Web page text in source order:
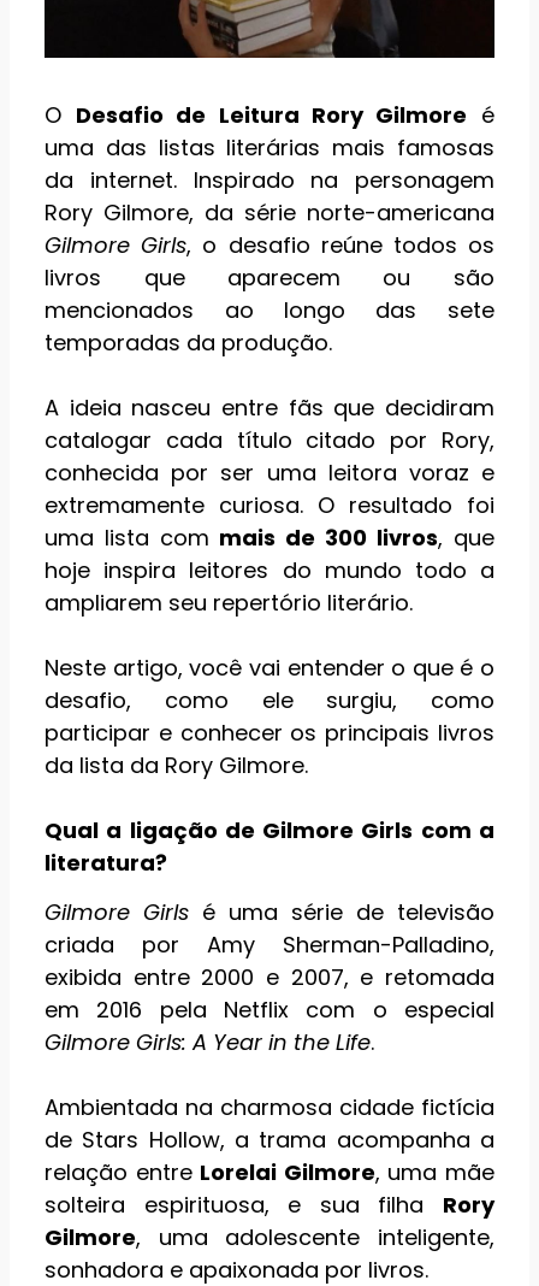
O Desafio de Leitura Rory Gilmore é
uma das listas literárias mais famosas
da internet. Inspirado na personagem
Rory Gilmore, da série norte-americana
Gilmore Girls, o desafio reúne todos os
livros que aparecem ou são
mencionados ao longo das sete
temporadas da produção.
A ideia nasceu entre fãs que decidiram
catalogar cada título citado por Rory,
conhecida por ser uma leitora voraz e
extremamente curiosa. O resultado foi
uma lista com mais de 300 livros, que
hoje inspira leitores do mundo todo a
ampliarem seu repertório literário.
Neste artigo, você vai entender o que é o
desafio, como ele surgiu, como
participar e conhecer os principais livros
da lista da Rory Gilmore.
Qual a ligação de Gilmore Girls com a
literatura?
Gilmore Girls é uma série de televisão
criada por Amy Sherman-Palladino,
exibida entre 2000 e 2007, e retomada
em 2016 pela Netflix com o especial
Gilmore Girls: A Year in the Life.
Ambientada na charmosa cidade fictícia
de Stars Hollow, a trama acompanha a
relação entre Lorelai Gilmore, uma mãe
solteira espirituosa, e sua filha Rory
Gilmore, uma adolescente inteligente,
sonhadora e apaixonada por livros.